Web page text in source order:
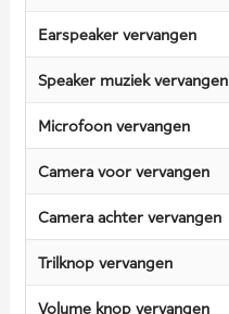
Earspeaker vervangen
Speaker muziek vervangen
Microfoon vervangen
Camera voor vervangen
Camera achter vervangen
Trilknop vervangen
Volume knop vervangen